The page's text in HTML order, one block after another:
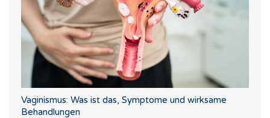
Vaginismus: Was ist das, Symptome und wirksame
Behandlungen